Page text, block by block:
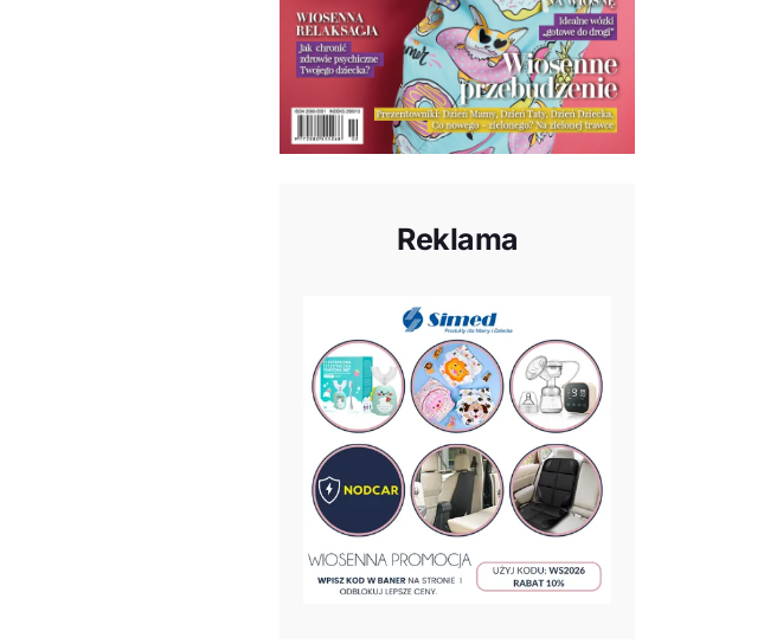
Reklama